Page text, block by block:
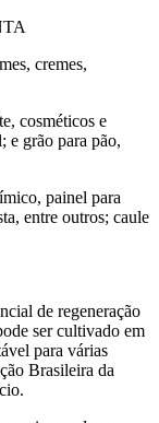
cremes,
cosméticos e
e grão para pão,
painel para
entre outros; caule
de regeneração
ser cultivado em
para várias
Brasileira da